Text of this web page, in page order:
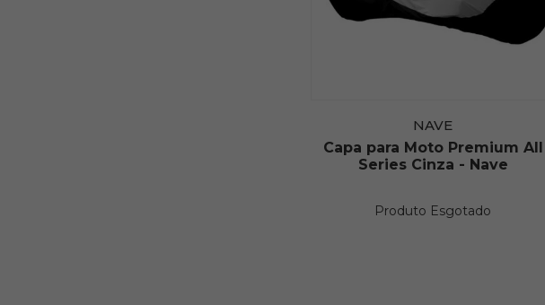
NAVE
Capa para Moto Premium All
Series Cinza - Nave
Produto Esgotado